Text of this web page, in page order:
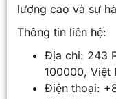
lượng cao và sự
Thông tin liên hệ:
Địa chỉ: 243
100000, Việt
Điện thoại: